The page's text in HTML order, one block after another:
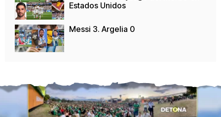
Estados Unidos
Messi 3. Argelia 0